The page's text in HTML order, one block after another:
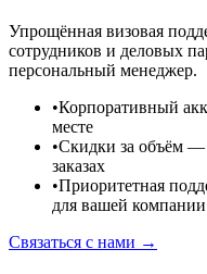
Упрощённая визовая
сотрудников и деловых
персональный менеджер.
•Корпоративный
месте
•Скидки за объём —
заказах
•Приоритетная
для вашей компании
Связаться с нами →